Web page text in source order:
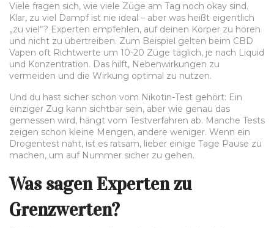
Viele fragen sich, wie viele Züge am Tag noch okay sind.
Klar, zu viel Dampf ist nie ideal – aber was heißt eigentlich
„zu viel“? Experten empfehlen, auf deinen Körper zu hören
und nicht zu übertreiben. Zum Beispiel gelten beim CBD
Vapen oft Richtwerte um 10-20 Züge täglich, je nach Liquid
und Konzentration. Das hilft, Nebenwirkungen zu
vermeiden und die Wirkung optimal zu nutzen.
Und du hast sicher schon vom Nikotin-Test gehört: Ein
einziger Zug kann sichtbar sein, aber wie genau das
gemessen wird, hängt vom Testverfahren ab. Manche Tests
zeigen schon kleine Mengen, andere weniger. Wenn ein
Drogentest naht, ist es ratsam, lieber einige Tage Pause zu
machen, um auf Nummer sicher zu gehen.
Was sagen Experten zu
Grenzwerten?